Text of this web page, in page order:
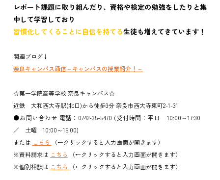
レポート課題に取り組んだり、資格や検定の勉強をしたりと集
中して学習しており
習慣化してくることに自信を持てる生徒も増えてきています！
関連ブログ↓
奈良キャンパス通信～キャンパスの授業紹介！～
☆第一学院高等学校 奈良キャンパス☆
近鉄 大和西大寺駅(北口)から徒歩3分 奈良市西大寺東町2-1-31
●お問い合わせ 電話：0742-35-5470 (受付時間：平日 10:00～17:30
／ 土曜 10:00～15:00)
または こちら
（←クリックすると入力画面が開きます）
※資料請求は こちら
（←クリックすると入力画面が開きます）
※個別相談は こちら （←クリックすると入力画面が開きます）